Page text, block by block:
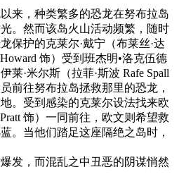
，种类繁多的恐龙在努布拉岛
。然而该岛火山活动频繁，随时
保护的克莱尔·戴宁（布莱丝·达
饰）受到班杰明•洛克伍德
莱·米尔斯（拉菲·斯波 Rafe Spall
前往努布拉岛拯救那里的恐龙，
。受到感染的克莱尔设法找来欧
饰）一同前往，欧文则希望救
。当他们踏足这座隔绝之岛时，
，而混乱之中丑恶的阴谋悄然